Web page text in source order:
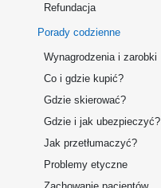
Refundacja
Porady codzienne
Wynagrodzenia i zarobki
Co i gdzie kupić?
Gdzie skierować?
Gdzie i jak ubezpieczyć?
Jak przetłumaczyć?
Problemy etyczne